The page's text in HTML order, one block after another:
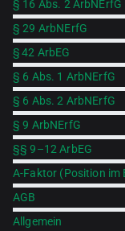
§ 16 Abs. 2 ArbNErfG
§ 29 ArbNErfG
§ 42 ArbEG
§ 6 Abs. 1 ArbNErfG
§ 6 Abs. 2 ArbNErfG
§ 9 ArbNErfG
§§ 9–12 ArbEG
A-Faktor (Position im
AGB
Allgemein